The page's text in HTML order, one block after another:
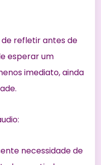
refletir antes de
esperar um
imediato, ainda
necessidade de